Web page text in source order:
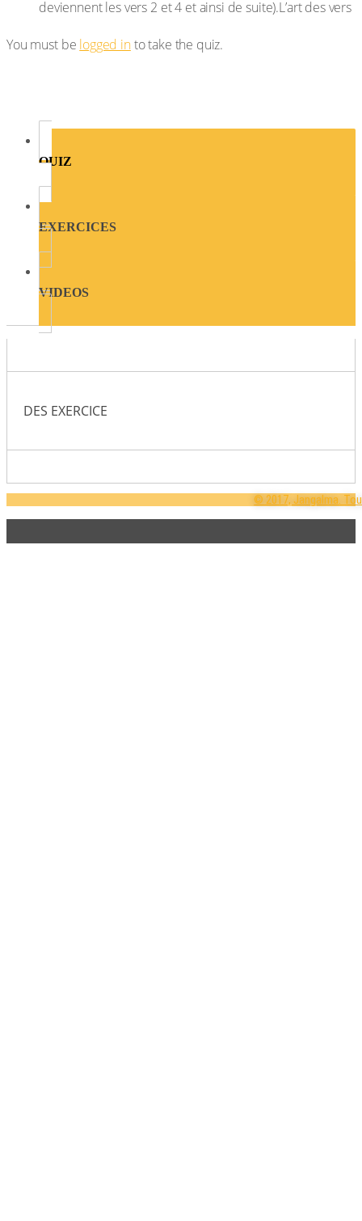
deviennent les vers 2 et 4 et ainsi de suite).L’art des vers
You must be logged into take the quiz.
QUIZ
EXERCICES
VIDEOS
DES EXERCICE
© 2017, Jangalma.